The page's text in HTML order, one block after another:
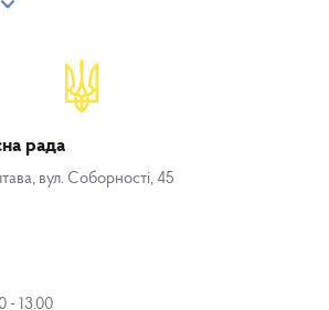
рада
вул. Соборності, 45
- 13.00